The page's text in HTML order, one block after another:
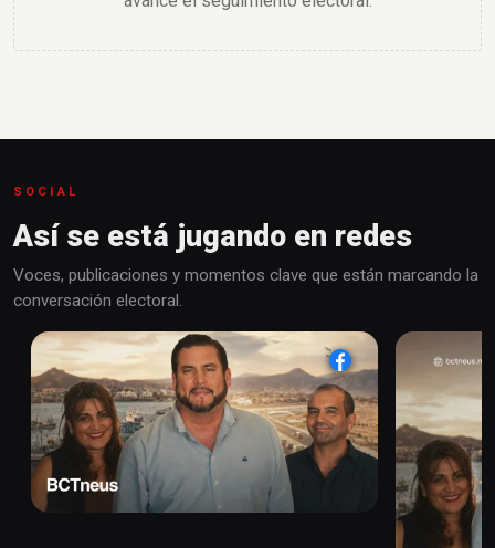
SOCIAL
Así se está jugando en redes
Voces, publicaciones y momentos clave que están marcando la
conversación electoral.